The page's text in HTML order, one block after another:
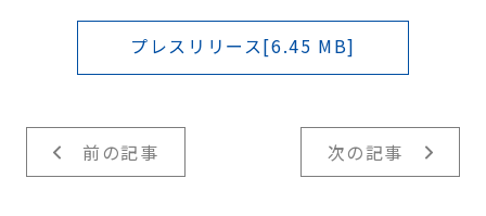
プレスリリース[6.45 MB]
前の記事 次の記事